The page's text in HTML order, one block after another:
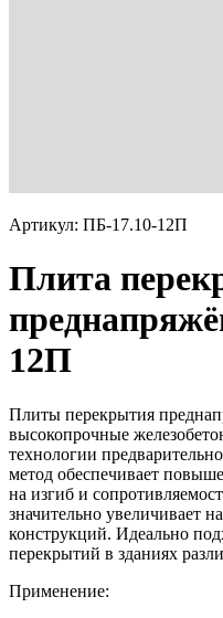
Артикул: ПБ-17.10-12П
Плита
12П
Плиты перекрытия
высокопрочные
технологии
метод обеспечивает
на изгиб и
значительно увеличивает
конструкций. Идеально
перекрытий в зданиях
Применение: